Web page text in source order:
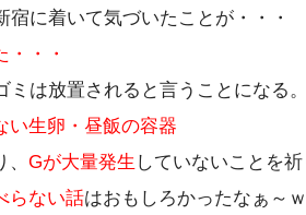
宿に着いて気づいたことが・・・
・・・
ミは放置されると言うことになる。
い生卵・昼飯の容器
Gが大量発生 していないことを
らない話はおもしろかったなぁ～ｗ